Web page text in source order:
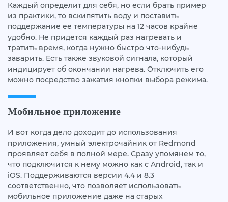
Каждый определит для себя, но если брать пример
из практики, то вскипятить воду и поставить
поддержание ее температуры на 12 часов крайне
удобно. Не придется каждый раз нагревать и
тратить время, когда нужно быстро что-нибудь
заварить. Есть также звуковой сигнала, который
индицирует об окончании нагрева. Отключить его
можно посредство зажатия кнопки выбора режима.
Мобильное приложение
И вот когда дело доходит до использования
приложения, умный электрочайник от Redmond
проявляет себя в полной мере. Сразу упомянем то,
что подключится к нему можно как с Android, так и
iOS. Поддерживаются версии 4.4 и 8.3
соответственно, что позволяет использовать
мобильное приложение даже на старых